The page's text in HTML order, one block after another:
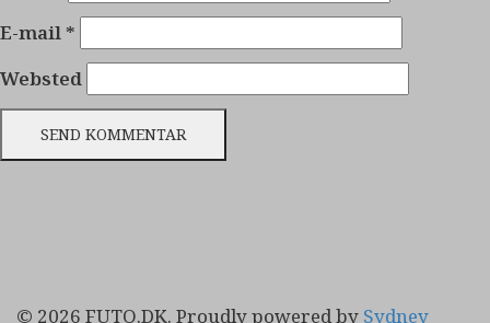
E-mail *
Websted
© 2026 FUTO.DK. Proudly powered by Sydney